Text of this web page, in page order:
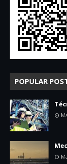
POPULAR